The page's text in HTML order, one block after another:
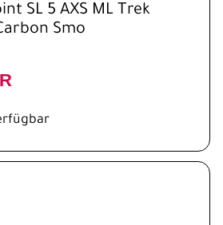
SL 5 AXS ML Trek
Smo